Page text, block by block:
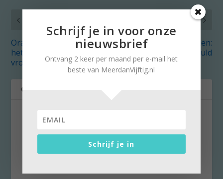
Orange the World: stop
het geweld tegen
vrouwen
VOLGENDE
Zelf zuurkool maken:
kwestie van geduld
OVER DE AUTEUR
Schrijf je in voor onze
nieuwsbrief
Ontvang 2 keer per maand per e-mail het
beste van MeerdanVijftig.nl
Schrijf je in